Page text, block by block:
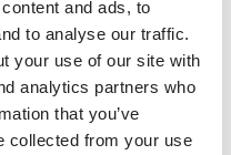
and ads, to
to analyse our traffic.
your use of our site with
analytics partners who
that you’ve
collected from your use
møter: